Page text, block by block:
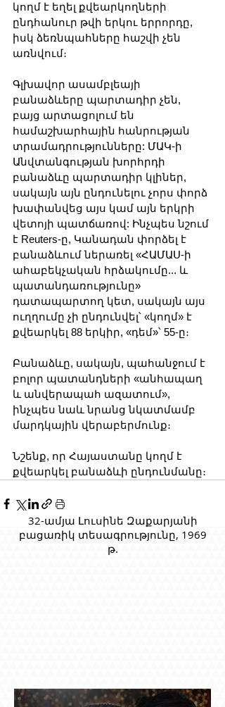
կողմ է եղել քվեարկողների
ընդհանուր թվի երկու երրորդը,
իսկ ձեռնպահները հաշվի չեն
առնվում։
Գլխավոր ասամբլեայի
բանաձևերը պարտադիր չեն,
բայց արտացոլում են
համաշխարհային հանրության
տրամադրությունները: ՄԱԿ-ի
Անվտանգության խորհրդի
բանաձևը պարտադիր կլիներ,
սակայն այն ընդունելու չորս փորձ
խափանվեց այս կամ այն ​​երկրի
վետոյի պատճառով: Ինչպես նշում
է Reuters-ը, Կանադան փորձել է
բանաձևում ներառել «ՀԱՄԱՍ-ի
ահաբեկչական հրձակումը... և
պատանդառությունը»
դատապարտող կետ, սակայն այս
ուղղումը չի ընդունվել՝ «կողմ» է
քվեարկել 88 երկիր, «դեմ»՝ 55-ը։
Բանաձևը, սակայն, պահանջում է
բոլոր պատանդների «անհապաղ
և անվերապահ ազատում»,
ինչպես նաև նրանց նկատմամբ
մարդկային վերաբերմունք։
Նշենք, որ Հայաստանը կողմ է
քվեարկել բանաձևի ընդունմանը։
32-ամյա Լուսինե Զաքարյանի
բացառիկ տեսագրությունը, 1969
թ.